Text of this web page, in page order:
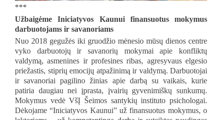
***
Užbaigėme Iniciatyvos Kaunui finansuotus mokymus
darbuotojams ir savanoriams
Nuo 2018 gegužės iki gruodžio mėnesio mūsų dienos centre
vyko darbuotojų ir savanorių mokymai apie konfliktų
valdymą, asmenines ir profesines ribas, agresyvaus elgesio
priežastis, stiprių emocijų atpažinimą ir valdymą. Darbuotojai
ir savanoriai pagilino žinias apie darbą su vaikais, kurie
patiria daugiau nei įprasta, įvairių gyvenimiškų sunkumų.
Mokymus vedė VšĮ Šeimos santykių instituto psichologai.
Dėkojame “Iniciatyvos Kaunui” už finansuotus mokymus, o